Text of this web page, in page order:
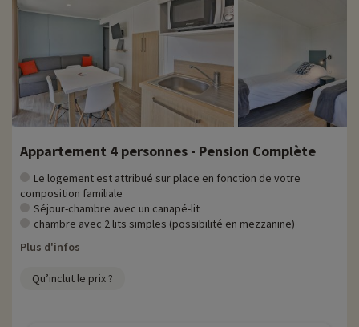
Appartement 4 personnes - Pension Complète
Le logement est attribué sur place en fonction de votre
composition familiale
Séjour-chambre avec un canapé-lit
chambre avec 2 lits simples (possibilité en mezzanine)
Plus d'infos
Qu’inclut le prix ?